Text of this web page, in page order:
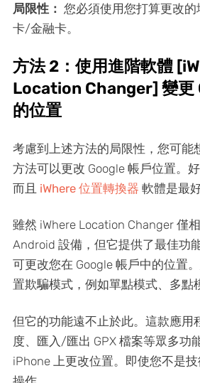
局限性： 您必須使用您打算更改
卡/金融卡。
方法 2：使用進階軟體
Location Changer] 變更
的位置
考慮到上述方法的局限性，您可能
方法可以更改 Google 帳戶位置。
而且 iWhere 位置轉換器 軟體是最
雖然 iWhere Location Changer 僅
Android 設備，但它提供了最佳功
可更改您在 Google 帳戶中的位置
置欺騙模式，例如單點模式、多點
但它的功能遠不止於此。這款應用
度、匯入/匯出 GPX 檔案等眾多功
iPhone 上更改位置。即使您不是